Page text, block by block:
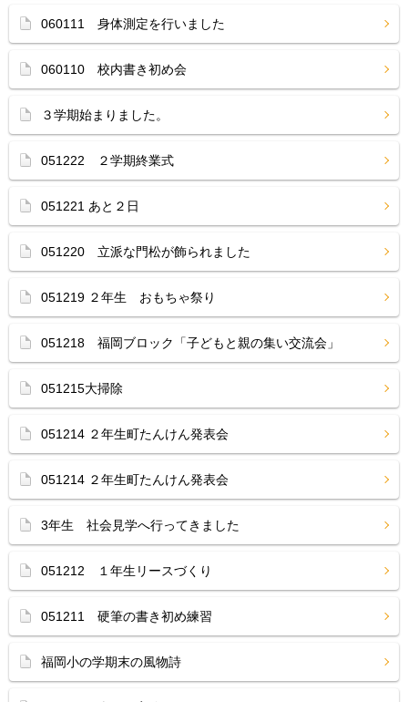
060111 身体測定を行いました
060110 校内書き初め会
３学期始まりました。
051222 ２学期終業式
051221 あと２日
051220 立派な門松が飾られました
051219 ２年生 おもちゃ祭り
051218 福岡ブロック「子どもと親の集い交流会」
051215大掃除
051214 ２年生町たんけん発表会
051214 ２年生町たんけん発表会
3年生 社会見学へ行ってきました
051212 １年生リースづくり
051211 硬筆の書き初め練習
福岡小の学期末の風物詩